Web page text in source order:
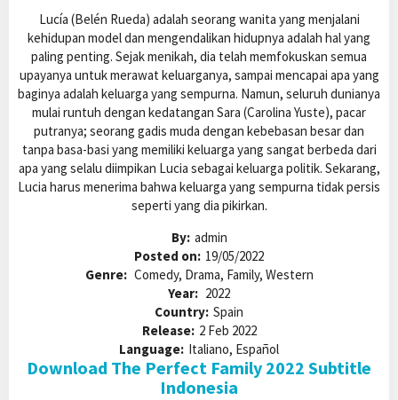
Lucía (Belén Rueda) adalah seorang wanita yang menjalani
kehidupan model dan mengendalikan hidupnya adalah hal yang
paling penting. Sejak menikah, dia telah memfokuskan semua
upayanya untuk merawat keluarganya, sampai mencapai apa yang
baginya adalah keluarga yang sempurna. Namun, seluruh dunianya
mulai runtuh dengan kedatangan Sara (Carolina Yuste), pacar
putranya; seorang gadis muda dengan kebebasan besar dan
tanpa basa-basi yang memiliki keluarga yang sangat berbeda dari
apa yang selalu diimpikan Lucia sebagai keluarga politik. Sekarang,
Lucia harus menerima bahwa keluarga yang sempurna tidak persis
seperti yang dia pikirkan.
By: admin
Posted on: 19/05/2022
Genre: Comedy, Drama, Family, Western
Year: 2022
Country: Spain
Release: 2 Feb 2022
Language: Italiano, Español
Download The Perfect Family 2022 Subtitle
Indonesia